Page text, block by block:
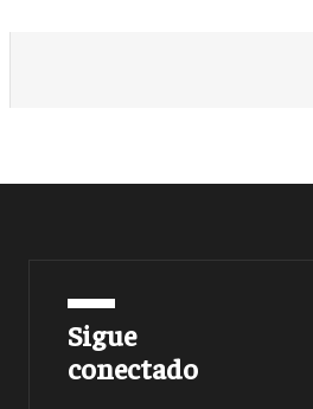
Sigue
conectado